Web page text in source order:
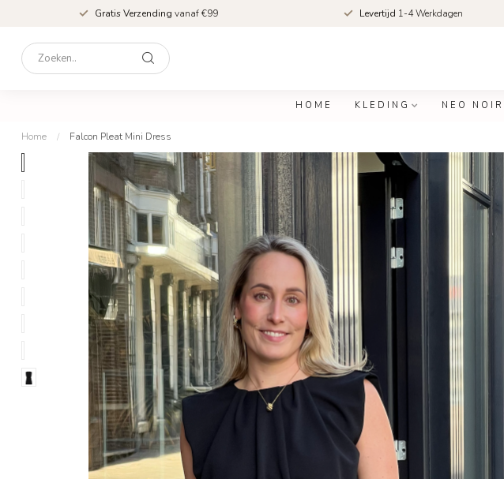
Gratis Verzending vanaf €99 Levertijd 1-4 Werkdagen
HOME KLEDING NEO NOIR
Home / Falcon Pleat Mini Dress